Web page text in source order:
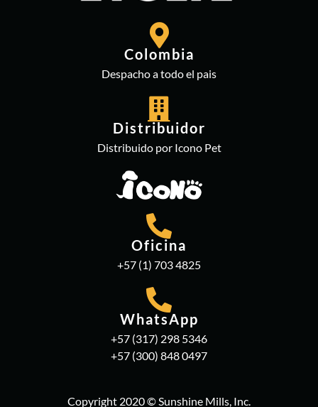
Colombia
Despacho a todo el pais
Distribuidor
Distribuido por Icono Pet
Oficina
+57 (1) 703 4825
WhatsApp
+57 (317) 298 5346
+57 (300) 848 0497
Copyright 2020 © Sunshine Mills, Inc.